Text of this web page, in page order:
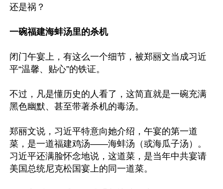
还是祸？
一碗福建海蚌汤里的杀机
闭门午宴上，有这么一个细节，被郑丽文当成习近
平“温馨、贴心”的铁证。
不过，凡是懂历史的人看了，这简直就是一碗充满
黑色幽默、甚至带著杀机的毒汤。
郑丽文说，习近平特意向她介绍，午宴的第一道
菜，是一道福建鸡汤——海蚌汤（或海瓜子汤）。
习近平还满脸怀念地说，这道菜，是当年中共宴请
美国总统尼克松国宴上的同一道菜。